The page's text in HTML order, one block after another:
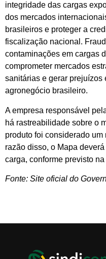
integridade das cargas
dos mercados
brasileiros e proteger a
fiscalização nacional.
contaminações em cargas
comprometer mercados
sanitárias e gerar
agronegócio brasileiro.
A empresa responsável
há rastreabilidade sobre o
produto foi considerado
razão disso, o Mapa
carga, conforme previsto
Fonte: Site oficial do